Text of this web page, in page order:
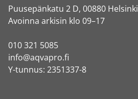
Puusepänkatu 2 D, 00880 Helsinki
Avoinna arkisin klo 09–17
010 321 5085
info@aqvapro.fi
Y-tunnus: 2351337-8